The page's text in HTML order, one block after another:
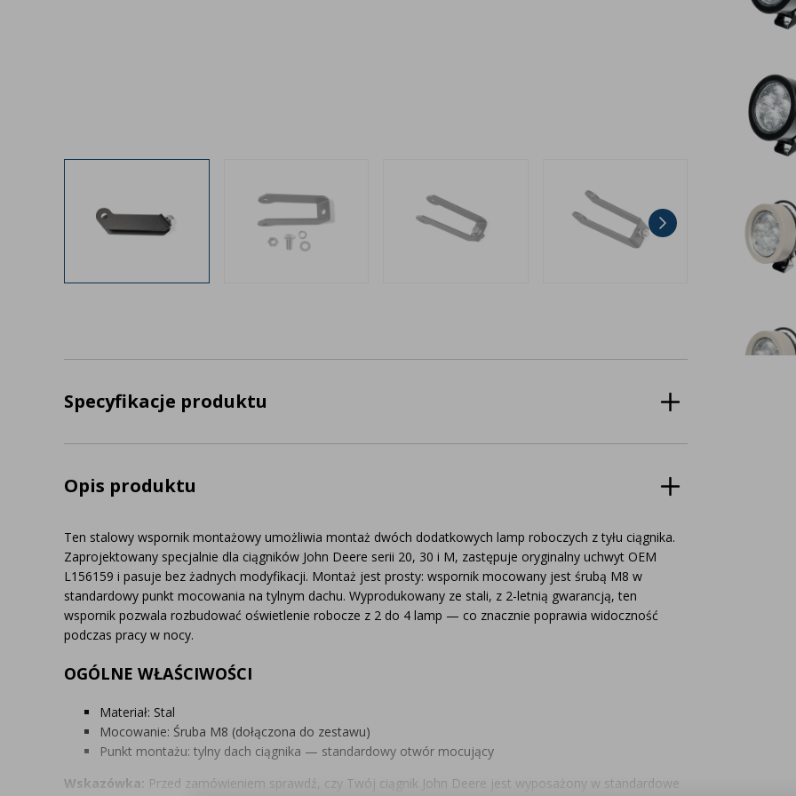
Specyfikacje produktu
Opis produktu
Ten stalowy wspornik montażowy umożliwia montaż dwóch dodatkowych lamp roboczych z tyłu ciągnika.
Zaprojektowany specjalnie dla ciągników John Deere serii 20, 30 i M, zastępuje oryginalny uchwyt OEM
L156159 i pasuje bez żadnych modyfikacji. Montaż jest prosty: wspornik mocowany jest śrubą M8 w
standardowy punkt mocowania na tylnym dachu. Wyprodukowany ze stali, z 2-letnią gwarancją, ten
wspornik pozwala rozbudować oświetlenie robocze z 2 do 4 lamp — co znacznie poprawia widoczność
podczas pracy w nocy.
OGÓLNE WŁAŚCIWOŚCI
Materiał: Stal
Mocowanie: Śruba M8 (dołączona do zestawu)
Punkt montażu: tylny dach ciągnika — standardowy otwór mocujący
Wskazówka: Przed zamówieniem sprawdź, czy Twój ciągnik John Deere jest wyposażony w standardowe